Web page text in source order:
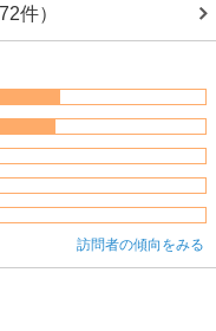
件）
訪問者の傾向をみる